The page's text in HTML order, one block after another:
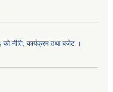
नीति, कार्यक्रम तथा बजेट ।